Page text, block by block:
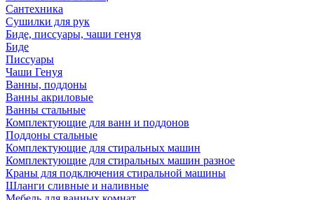
Сантехника
Сушилки для рук
Биде, писсуары, чаши генуя
Биде
Писсуары
Чаши Генуя
Ванны, поддоны
Ванны акриловые
Ванны стальные
Комплектующие для ванн и поддонов
Поддоны стальные
Комплектующие для стиральных машин
Комплектующие для стиральных машин разное
Краны для подключения стиральной машины
Шланги сливные и наливные